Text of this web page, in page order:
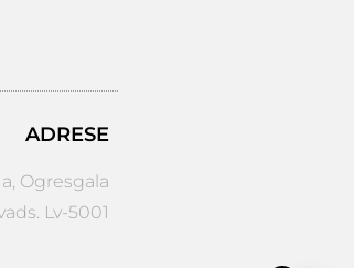
ADRESE
Ogresgala
Lv-5001